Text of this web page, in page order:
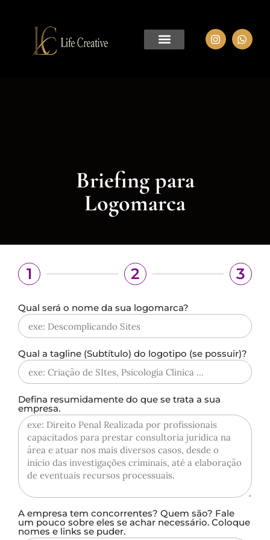
Briefing para
Logomarca
1 2 3
Qual será o nome da sua logomarca?
Qual a tagline (Subtítulo) do logotipo (se possuir)?
Defina resumidamente do que se trata a sua
empresa.
A empresa tem concorrentes? Quem são? Fale
um pouco sobre eles se achar necessário. Coloque
nomes e links se puder.